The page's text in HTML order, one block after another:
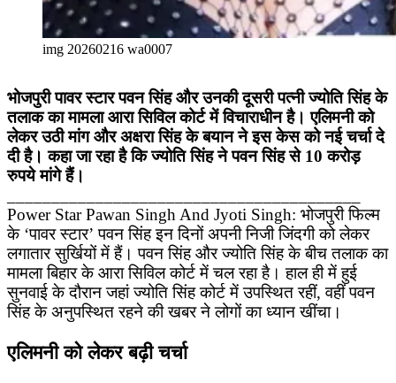
img 20260216 wa0007
भोजपुरी पावर स्टार पवन सिंह और उनकी दूसरी पत्नी ज्योति सिंह के
तलाक का मामला आरा सिविल कोर्ट में विचाराधीन है। एलिमनी को
लेकर उठी मांग और अक्षरा सिंह के बयान ने इस केस को नई चर्चा दे
दी है। कहा जा रहा है कि ज्योति सिंह ने पवन सिंह से 10 करोड़
रुपये मांगे हैं।
Power Star Pawan Singh And Jyoti Singh: भोजपुरी फिल्म
के ‘पावर स्टार’ पवन सिंह इन दिनों अपनी निजी जिंदगी को लेकर
लगातार सुर्खियों में हैं। पवन सिंह और ज्योति सिंह के बीच तलाक का
मामला बिहार के आरा सिविल कोर्ट में चल रहा है। हाल ही में हुई
सुनवाई के दौरान जहां ज्योति सिंह कोर्ट में उपस्थित रहीं, वहीं पवन
सिंह के अनुपस्थित रहने की खबर ने लोगों का ध्यान खींचा।
एलिमनी को लेकर बढ़ी चर्चा